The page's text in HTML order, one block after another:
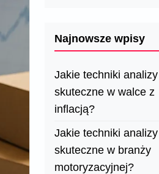
Najnowsze wpisy
Jakie techniki
skuteczne w walce z
inflacją?
Jakie techniki
skuteczne w branży
motoryzacyjnej?